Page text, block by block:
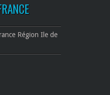
Région Ile de